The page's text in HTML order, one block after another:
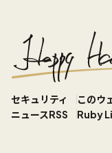
セキュリティ このウ
ニュースRSS
Ruby